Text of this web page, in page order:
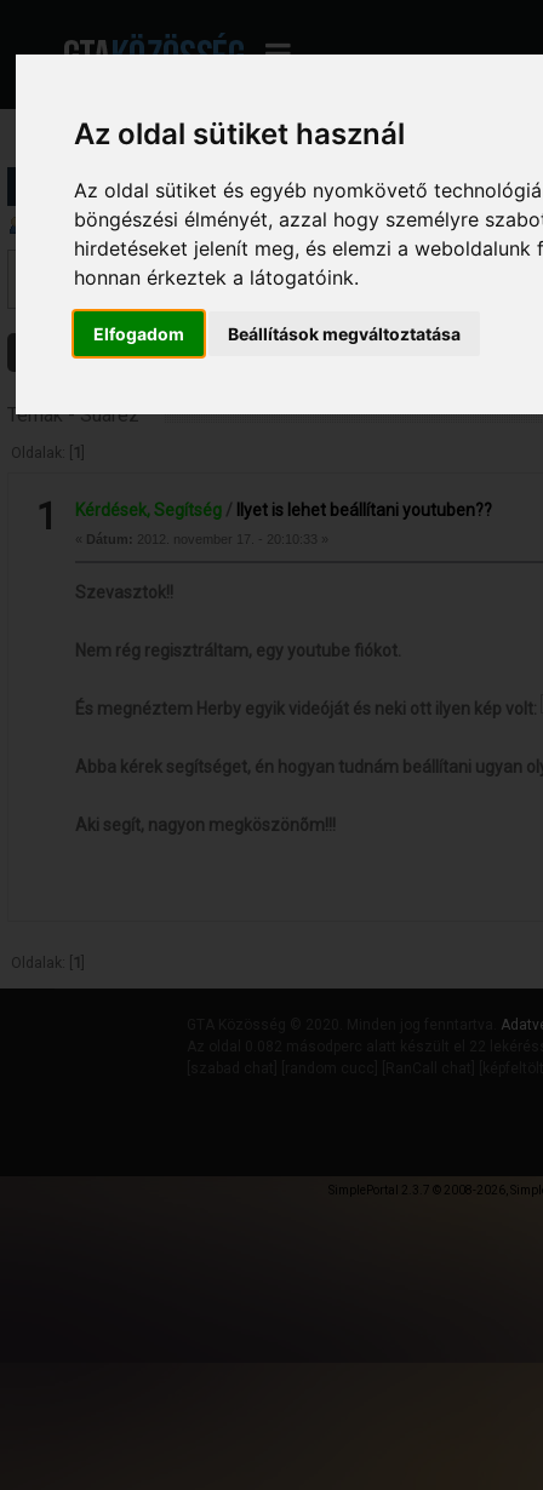
Az oldal sütiket használ
Az oldal sütiket és egyéb nyomkövető
böngészési élményét, azzal hogy személyre
hirdetéseket jelenít meg, és elemzi a
honnan érkeztek a látogatóink.
Elfogadom Beállítások megváltoztatása
Profil információ
Üzenetek megjelenítése
Ez a szekció lehetővé teszi a felhasználó által írt összes hozzászólás
fórumokba írt hozzászólásokat látod, amelyekhez hozzáférésed van.
Üzenetek Csatolmányok
Témák - Suarez™
Oldalak: [ 1
1 Kérdések, Segítség / Ilyet is lehet beállítani youtuben??
« Dátum: 2012. november 17. - 20:10:33 »
Szevasztok!!
Nem rég regisztráltam, egy youtube fiókot.
És megnéztem Herby egyik videóját és neki ott ilyen kép volt:
Abba kérek segítséget, én hogyan tudnám beállítani ugyan
Aki segít, nagyon megköszönõm!!!
Oldalak: [ 1
SimplePortal 2.3.7 © 2008-2026,